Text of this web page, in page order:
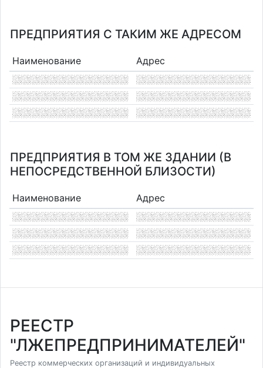
ПРЕДПРИЯТИЯ С ТАКИМ ЖЕ АДРЕСОМ
Наименование Адрес
ПРЕДПРИЯТИЯ В ТОМ ЖЕ ЗДАНИИ (В
НЕПОСРЕДСТВЕННОЙ БЛИЗОСТИ)
Наименование Адрес
РЕЕСТР
"ЛЖЕПРЕДПРИНИМАТЕЛЕЙ"
Реестр коммерческих организаций и индивидуальных